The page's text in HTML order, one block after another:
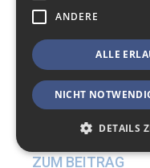
Auf der ewigen
Suche nach
glücklichen
Beziehung
23. Mai 2024
ZUM BEITRAG
ANDERE
ALLE
NICHT
DETAILS